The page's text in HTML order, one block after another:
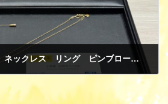
貴金属 ジュエリー ネックレス リング ピンブローチ K18イエローゴールド ダイヤモンド 買取